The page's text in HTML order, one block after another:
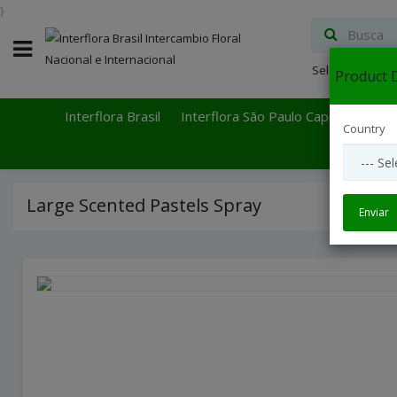
Select
Interflora Brasil Interflora São Paulo Capital
Large Scented Pastels Spray
}
Product
Country
Enviar